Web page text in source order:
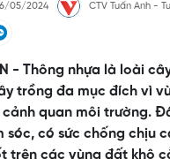
05/2024 CTV Tuấn Anh -
- Thông nhựa là loài
trồng đa mục đích vì
quan môi trường.
sóc, có sức chống chịu
trên các vùng đất khô